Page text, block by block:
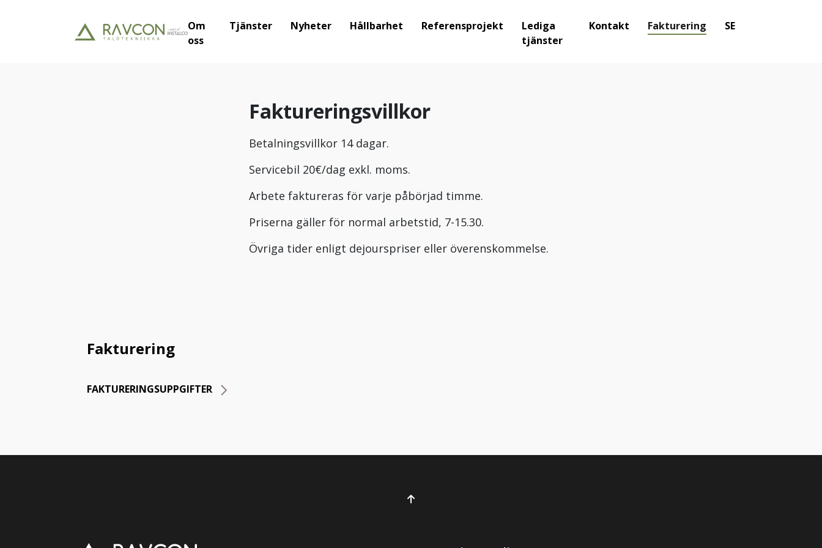
Om
oss
Tjänster Nyheter Hållbarhet Referensprojekt
Lediga
tjänster
Kontakt Fakturering SE
Faktureringsvillkor
Betalningsvillkor 14 dagar.
Servicebil 20€/dag exkl. moms.
Arbete faktureras för varje påbörjad timme.
Priserna gäller för normal arbetstid, 7-15.30.
Övriga tider enligt dejourspriser eller överenskommelse.
Fakturering
FAKTURERINGSUPPGIFTER